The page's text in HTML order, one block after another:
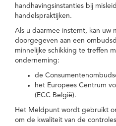
handhavingsinstanties bij
handelspraktijken.
Als u daarmee instemt, kan uw
doorgegeven aan een
minnelijke schikking te treffen
onderneming:
de
het Europees Centrum
(ECC België).
Het Meldpunt wordt gebruikt
om de kwaliteit van de